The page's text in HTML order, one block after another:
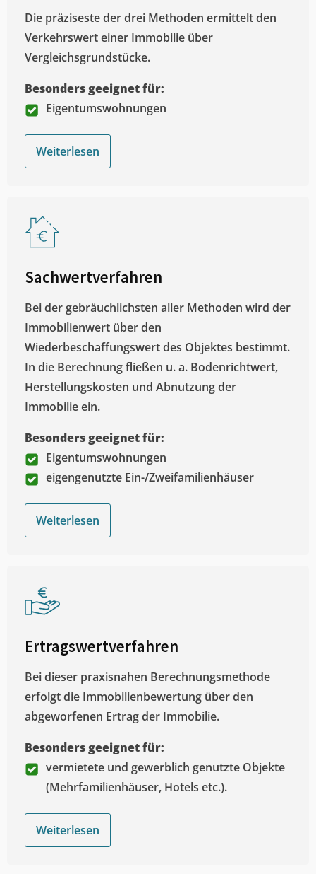
Die präziseste der drei Methoden ermittelt den
Verkehrswert einer Immobilie über
Vergleichsgrundstücke.
Besonders geeignet für:
Eigentumswohnungen
Weiterlesen
Sachwertverfahren
Bei der gebräuchlichsten aller Methoden wird der
Immobilienwert über den
Wiederbeschaffungswert des Objektes bestimmt.
In die Berechnung fließen u. a. Bodenrichtwert,
Herstellungskosten und Abnutzung der
Immobilie ein.
Besonders geeignet für:
Eigentumswohnungen
eigengenutzte Ein-/Zweifamilienhäuser
Weiterlesen
Ertragswertverfahren
Bei dieser praxisnahen Berechnungsmethode
erfolgt die Immobilienbewertung über den
abgeworfenen Ertrag der Immobilie.
Besonders geeignet für:
vermietete und gewerblich genutzte Objekte
(Mehrfamilienhäuser, Hotels etc.).
Weiterlesen